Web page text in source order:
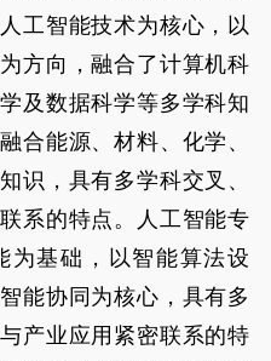
工智能技术为核心，以
方向，融合了计算机科
及数据科学等多学科知
合能源、材料、化学、
识，具有多学科交叉、
系的特点。人工智能专
为基础，以智能算法设
能协同为核心，具有多
产业应用紧密联系的特